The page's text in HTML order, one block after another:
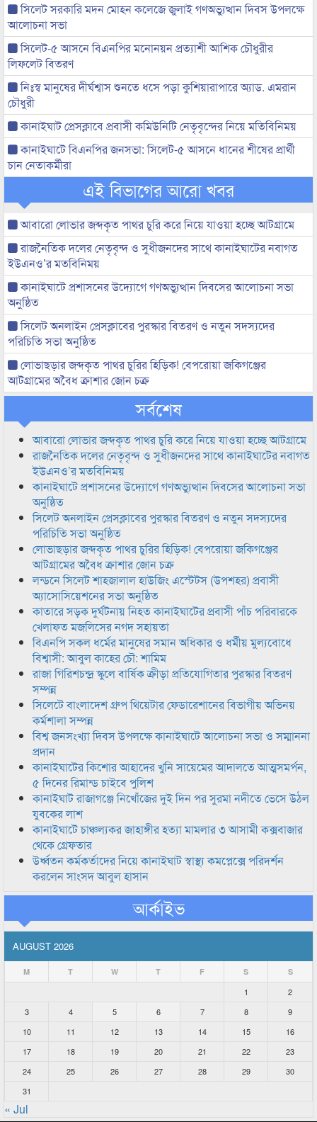
সিলেট সরকারি মদন মোহন কলেজে জুলাই গণঅভ্যুত্থান দিবস উপলক্ষে
আলোচনা সভা
সিলেট-৫ আসনে বিএনপির মনোনয়ন প্রত্যাশী আশিক চৌধুরীর
লিফলেট বিতরণ
নিঃস্ব মানুষের দীর্ঘশ্বাস শুনতে ধসে পড়া কুশিয়ারাপারে অ্যাড. এমরান
চৌধুরী
কানাইঘাট প্রেসক্লাবে প্রবাসী কমিউনিটি নেতৃবৃন্দের নিয়ে মতিবিনিময়
কানাইঘাটে বিএনপির জনসভা: সিলেট-৫ আসনে ধানের শীষের প্রার্থী
চান নেতাকর্মীরা
এই বিভাগের আরো খবর
আবারো লোভার জব্দকৃত পাথর চুরি করে নিয়ে যাওয়া হচ্ছে আটগ্রামে
রাজনৈতিক দলের নেতৃবৃন্দ ও সুধীজনদের সাথে কানাইঘাটের নবাগত
ইউএনও’র মতবিনিময়
কানাইঘাটে প্রশাসনের উদ্যোগে গণঅভ্যুত্থান দিবসের আলোচনা সভা
অনুষ্ঠিত
সিলেট অনলাইন প্রেসক্লাবের পুরস্কার বিতরণ ও নতুন সদস্যদের
পরিচিতি সভা অনুষ্ঠিত
লোভাছড়ার জব্দকৃত পাথর চুরির হিড়িক! বেপরোয়া জকিগঞ্জের
আটগ্রামের অবৈধ ক্রাশার জোন চক্র
সর্বশেষ
আবারো লোভার জব্দকৃত পাথর চুরি করে নিয়ে যাওয়া হচ্ছে আটগ্রামে
রাজনৈতিক দলের নেতৃবৃন্দ ও সুধীজনদের সাথে কানাইঘাটের নবাগত
ইউএনও’র মতবিনিময়
কানাইঘাটে প্রশাসনের উদ্যোগে গণঅভ্যুত্থান দিবসের আলোচনা সভা
অনুষ্ঠিত
সিলেট অনলাইন প্রেসক্লাবের পুরস্কার বিতরণ ও নতুন সদস্যদের
পরিচিতি সভা অনুষ্ঠিত
লোভাছড়ার জব্দকৃত পাথর চুরির হিড়িক! বেপরোয়া জকিগঞ্জের
আটগ্রামের অবৈধ ক্রাশার জোন চক্র
লন্ডনে সিলেট শাহজালাল হাউজিং এস্টেটস (উপশহর) প্রবাসী
অ্যাসোসিয়েশনের সভা অনুষ্ঠিত
কাতারে সড়ক দুর্ঘটনায় নিহত কানাইঘাটের প্রবাসী পাঁচ পরিবারকে
খেলাফত মজলিসের নগদ সহায়তা
বিএনপি সকল ধর্মের মানুষের সমান অধিকার ও ধর্মীয় মুল্যবোধে
বিশ্বাসী: আবুল কাহের চৌ: শামিম
রাজা গিরিশচন্দ্র স্কুলে বার্ষিক ক্রীড়া প্রতিযোগিতার পুরস্কার বিতরণ
সম্পন্ন
সিলেটে বাংলাদেশ গ্রুপ থিয়েটার ফেডারেশানের বিভাগীয় অভিনয়
কর্মশালা সম্পন্ন
বিশ্ব জনসংখ্যা দিবস উপলক্ষে কানাইঘাটে আলোচনা সভা ও সম্মাননা
প্রদান
কানাইঘাটের কিশোর আহাদের খুনি সায়েমের আদালতে আত্মসমর্পন,
৫ দিনের রিমান্ড চাইবে পুলিশ
কানাইঘাট রাজাগঞ্জে নিখোঁজের দুই দিন পর সুরমা নদীতে ভেসে উঠল
যুবকের লাশ
কানাইঘাটে চাঞ্চল্যকর জাহাঙ্গীর হত্যা মামলার ৩ আসামী কক্সবাজার
থেকে গ্রেফতার
উর্ধ্বতন কর্মকর্তাদের নিয়ে কানাইঘাট স্বাস্থ্য কমপ্লেক্সে পরিদর্শন
করলেন সাংসদ আবুল হাসান
আর্কাইভ
AUGUST 2026
M T W T F S S
1
2
3
4 5 6 7 8
9
10
11 12 13 14 15
16
17
18 19 20 21 22
23
24
25 26 27 28 29
30
31
« Jul